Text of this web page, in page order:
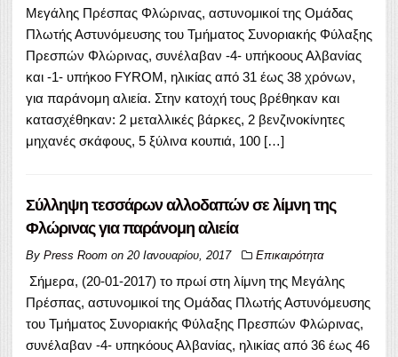
Μεγάλης Πρέσπας Φλώρινας, αστυνομικοί της Ομάδας
Πλωτής Αστυνόμευσης του Τμήματος Συνοριακής Φύλαξης
Πρεσπών Φλώρινας, συνέλαβαν -4- υπήκοους Αλβανίας
και -1- υπήκοο FYROM, ηλικίας από 31 έως 38 χρόνων,
για παράνομη αλιεία. Στην κατοχή τους βρέθηκαν και
κατασχέθηκαν: 2 μεταλλικές βάρκες, 2 βενζινοκίνητες
μηχανές σκάφους, 5 ξύλινα κουπιά, 100 […]
Σύλληψη τεσσάρων αλλοδαπών σε λίμνη της
Φλώρινας για παράνομη αλιεία
By Press Room on 20 Ιανουαρίου, 2017 Επικαιρότητα
Σήμερα, (20-01-2017) το πρωί στη λίμνη της Μεγάλης
Πρέσπας, αστυνομικοί της Ομάδας Πλωτής Αστυνόμευσης
του Τμήματος Συνοριακής Φύλαξης Πρεσπών Φλώρινας,
συνέλαβαν -4- υπηκόους Αλβανίας, ηλικίας από 36 έως 46